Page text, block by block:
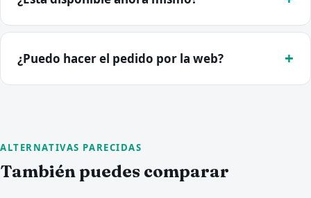
¿Puedo hacer el pedido por la web?
ALTERNATIVAS PARECIDAS
También puedes comparar